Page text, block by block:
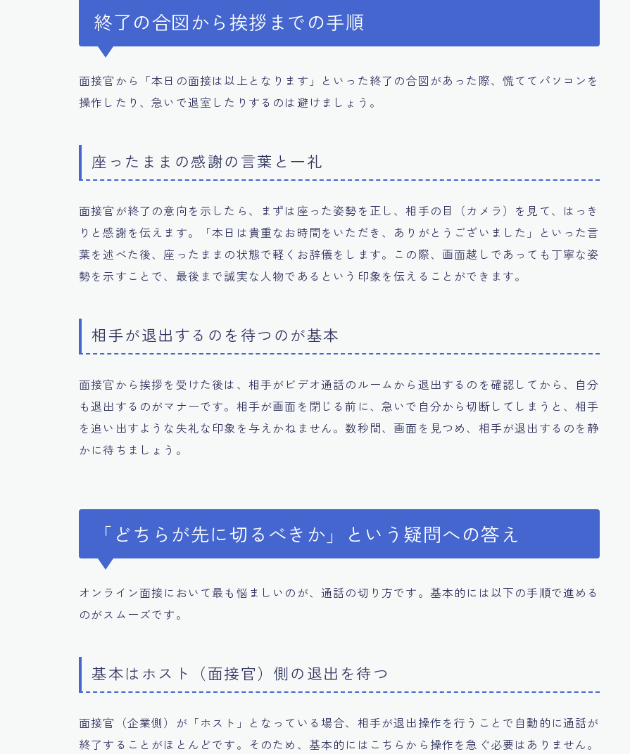
終了の合図から挨拶までの手順
面接官から「本日の面接は以上となります」といった終了の合図があった際、慌ててパソコンを
操作したり、急いで退室したりするのは避けましょう。
座ったままの感謝の言葉と一礼
面接官が終了の意向を示したら、まずは座った姿勢を正し、相手の目（カメラ）を見て、はっき
りと感謝を伝えます。「本日は貴重なお時間をいただき、ありがとうございました」といった言
葉を述べた後、座ったままの状態で軽くお辞儀をします。この際、画面越しであっても丁寧な姿
勢を示すことで、最後まで誠実な人物であるという印象を伝えることができます。
相手が退出するのを待つのが基本
面接官から挨拶を受けた後は、相手がビデオ通話のルームから退出するのを確認してから、自分
も退出するのがマナーです。相手が画面を閉じる前に、急いで自分から切断してしまうと、相手
を追い出すような失礼な印象を与えかねません。数秒間、画面を見つめ、相手が退出するのを静
かに待ちましょう。
「どちらが先に切るべきか」という疑問への答え
オンライン面接において最も悩ましいのが、通話の切り方です。基本的には以下の手順で進める
のがスムーズです。
基本はホスト（面接官）側の退出を待つ
面接官（企業側）が「ホスト」となっている場合、相手が退出操作を行うことで自動的に通話が
終了することがほとんどです。そのため、基本的にはこちらから操作を急ぐ必要はありません。